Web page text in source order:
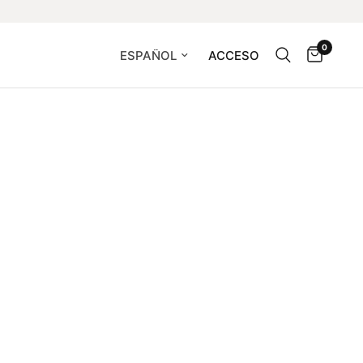
Actualizar país/regiónACCESO
0